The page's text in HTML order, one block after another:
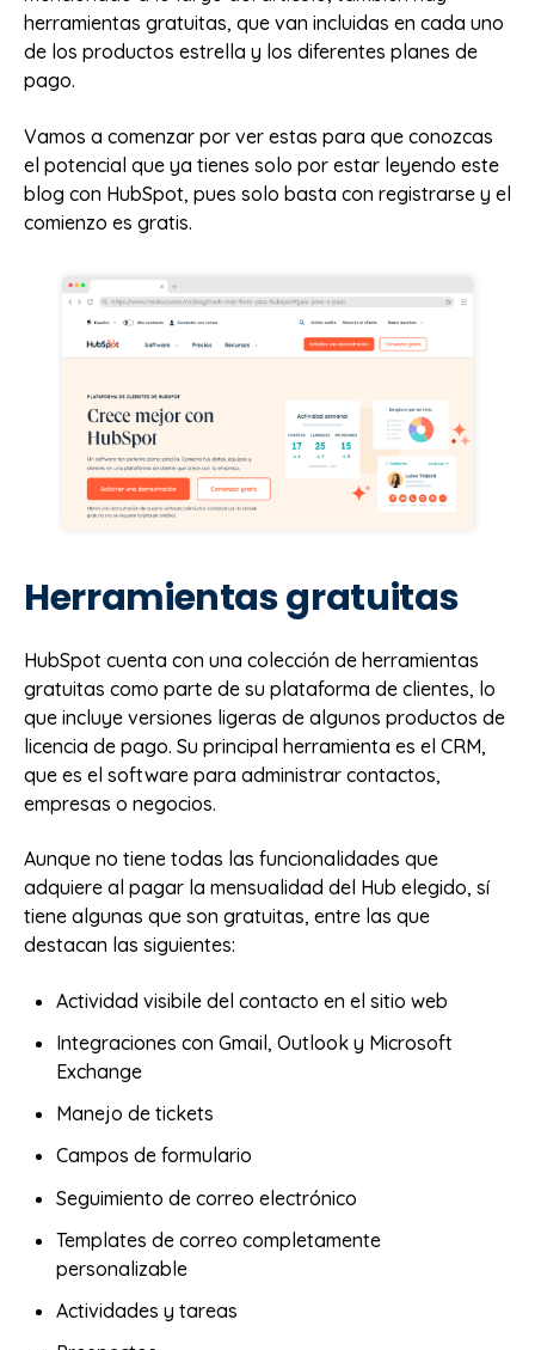
herramientas gratuitas, que van incluidas en cada uno
de los productos estrella y los diferentes planes de
pago.
Vamos a comenzar por ver estas para que conozcas
el potencial que ya tienes solo por estar leyendo este
blog con HubSpot, pues solo basta con registrarse y el
comienzo es gratis.
Herramientas gratuitas
HubSpot cuenta con una colección de herramientas
gratuitas como parte de su plataforma de clientes, lo
que incluye versiones ligeras de algunos productos de
licencia de pago. Su principal herramienta es el CRM,
que es el software para administrar contactos,
empresas o negocios.
Aunque no tiene todas las funcionalidades que
adquiere al pagar la mensualidad del Hub elegido, sí
tiene algunas que son gratuitas, entre las que
destacan las siguientes:
Actividad visibile del contacto en el sitio web
Integraciones con Gmail, Outlook y Microsoft
Exchange
Manejo de tickets
Campos de formulario
Seguimiento de correo electrónico
Templates de correo completamente
personalizable
Actividades y tareas